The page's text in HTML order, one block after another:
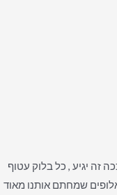
זה יגיע , כל בלוק עטוף
ב 100 ש"ח , אתם אלופים שמחתם אותנו מאוד